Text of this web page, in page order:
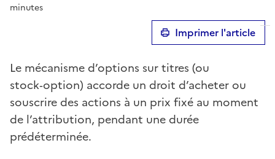
minutes
Imprimer l'article
Le mécanisme d’options sur titres (ou
stock‑option) accorde un droit d’acheter ou
souscrire des actions à un prix fixé au moment
de l’attribution, pendant une durée
prédéterminée.